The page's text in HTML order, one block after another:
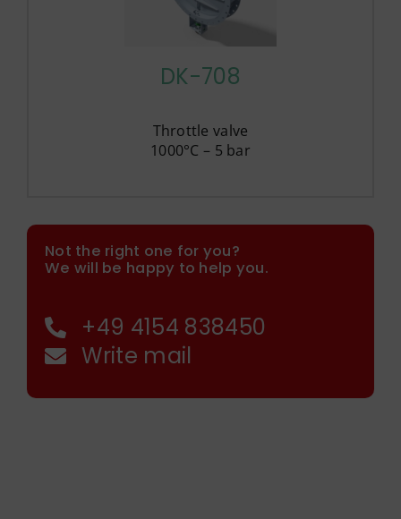
DK-708
Throttle valve
1000°C – 5 bar
Not the right one for you?
We will be happy to help you.
+49 4154 838450
Write mail